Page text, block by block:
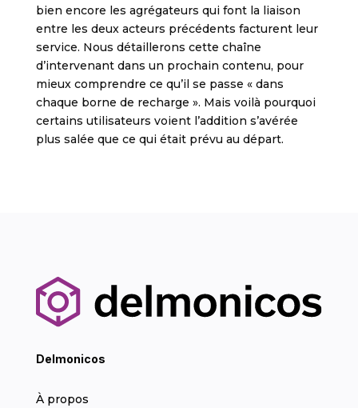
bien encore les agrégateurs qui font la liaison
entre les deux acteurs précédents facturent leur
service. Nous détaillerons cette chaîne
d’intervenant dans un prochain contenu, pour
mieux comprendre ce qu’il se passe « dans
chaque borne de recharge ». Mais voilà pourquoi
certains utilisateurs voient l’addition s’avérée
plus salée que ce qui était prévu au départ.
Delmonicos
À propos